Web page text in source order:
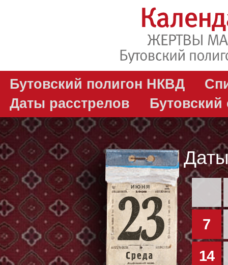
Бутовский полигон НКВД
Даты расстрелов
Бутовский
ИЮНЯ
7
14